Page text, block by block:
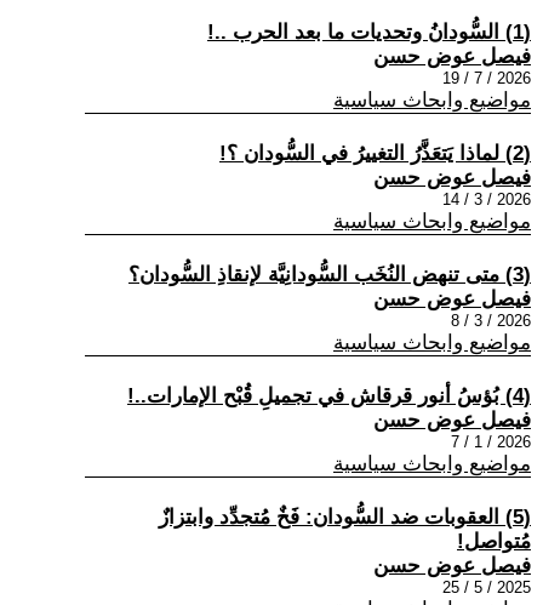
(1) السُّودانُ وتحديات ما بعد الحرب ..!
فيصل عوض حسن
2026 / 7 / 19
مواضيع وابحاث سياسية
(2) لماذا يَتعَذَّرُ التغييرُ في السُّودان ؟!
فيصل عوض حسن
2026 / 3 / 14
مواضيع وابحاث سياسية
(3) متى تنهض النُخَب السُّودانِيَّة لإنقاذِ السُّودان؟
فيصل عوض حسن
2026 / 3 / 8
مواضيع وابحاث سياسية
(4) بُؤسُ أنور قرقاش في تجميلِ قُبْح الإمارات..!
فيصل عوض حسن
2026 / 1 / 7
مواضيع وابحاث سياسية
(5) العقوبات ضد السُّودان: فَخٌ مُتجدِّد وابتزازٌ
مُتواصل!
فيصل عوض حسن
2025 / 5 / 25